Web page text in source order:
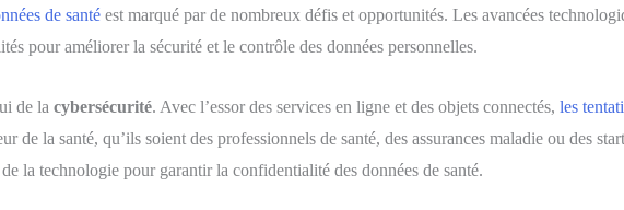
de santéest marqué par de nombreux défis et opportunités. Les avancées
pour améliorer la sécurité et le contrôle des données personnelles.
de la cybersécurité. Avec l’essor des services en ligne et des objets connectés, les
de la santé, qu’ils soient des professionnels de santé, des assurances maladie ou des
la technologie pour garantir la confidentialité des données de santé.